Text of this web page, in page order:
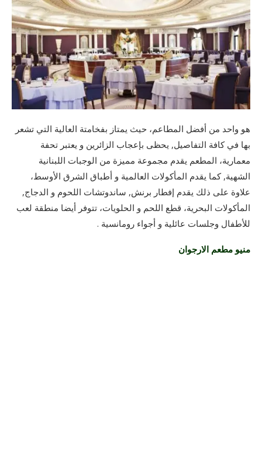
هو واحد من أفضل المطاعم، حيث يمتاز بفخامتة العالية التي تشعر
بها في كافة التفاصيل, يحظى بإعجاب الزائرين و يعتبر تحفة
معمارية، المطعم يقدم مجموعة مميزة من الوجبات اللبنانية
الشهية, كما يقدم المأكولات العالمية و أطباق الشرق الأوسط،
علاوة على ذلك يقدم إفطار برنش, ساندوتشات اللحوم و الدجاج,
المأكولات البحرية، قطع اللحم و الحلويات، تتوفر أيضا منطقة لعب
للأطفال وجلسات عائلية و أجواء رومانسية .
منيو مطعم الارجوان